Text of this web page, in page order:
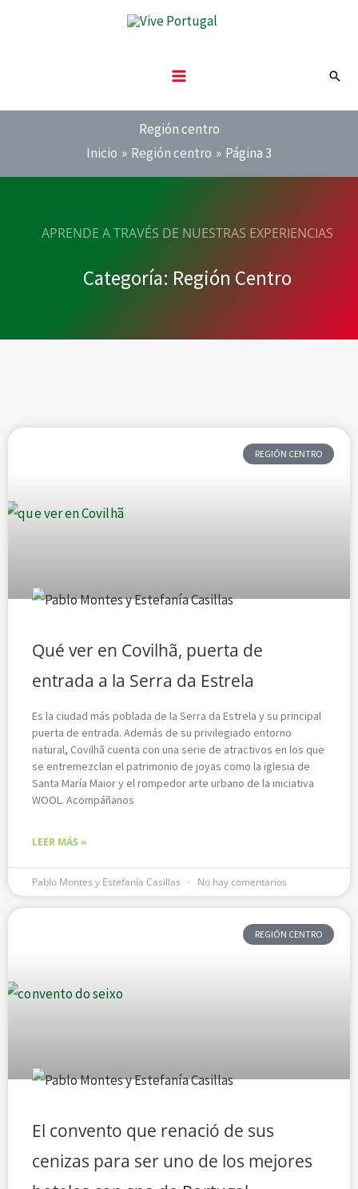
Región centro
Inicio
Región centro Página 3
APRENDE A TRAVÉS DE NUESTRAS EXPERIENCIAS
Categoría: Región Centro
REGIÓN CENTRO
Qué ver en Covilhã, puerta de
entrada a la Serra da Estrela
Es la ciudad más poblada de la Serra da Estrela y su principal
puerta de entrada. Además de su privilegiado entorno
natural, Covilhã cuenta con una serie de atractivos en los que
se entremezclan el patrimonio de joyas como la iglesia de
Santa María Maior y el rompedor arte urbano de la iniciativa
WOOL. Acompáñanos
LEER MÁS »
Pablo Montes y Estefanía Casillas No hay comentarios
REGIÓN CENTRO
El convento que renació de sus
cenizas para ser uno de los mejores